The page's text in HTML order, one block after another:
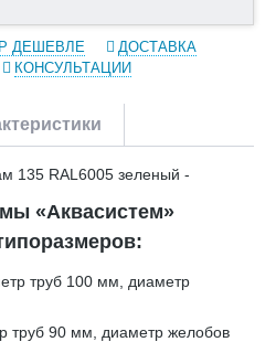
ДЕШЕВЛЕ
ДОСТАВКА
КОНСУЛЬТАЦИИ
135 RAL6005 зеленый -
«Аквасистем»
труб 100 мм, диаметр
труб 90 мм, диаметр желобов